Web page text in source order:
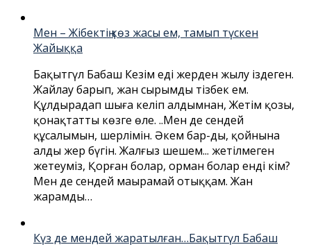
Мен – Жібектің көз жасы ем, тамып түскен
Жайыққа
Бақытгүл Бабаш Кезім еді жерден жылу іздеген.
Жайлау барып, жан сырымды тізбек ем.
Құлдыраңдап шыға келіп алдымнан, Жетім қозы,
қонақтаттың көзге өлең. ..Мен де сендей
құсалымын, шерлімін. Әкем бар-ды, қойнына
алды жер бүгін. Жалғыз шешем... жетілмеген
жетеуміз, Қорған болар, орман болар енді кім?
Мен де сендей маңырамай отыққам. Жан
жарамды…
Күз де мендей жаратылған…Бақытгүл Бабаш